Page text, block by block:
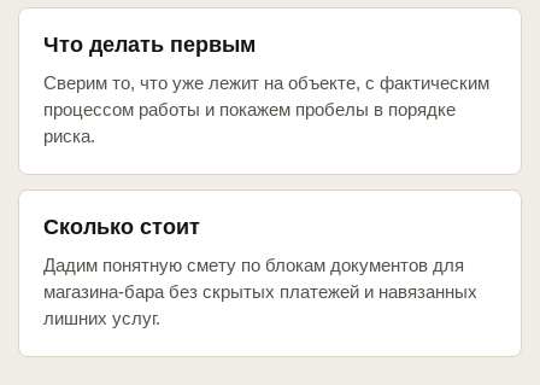
Что делать первым
Сверим то, что уже лежит на объекте, с фактическим
процессом работы и покажем пробелы в порядке
риска.
Сколько стоит
Дадим понятную смету по блокам документов для
магазина-бара без скрытых платежей и навязанных
лишних услуг.